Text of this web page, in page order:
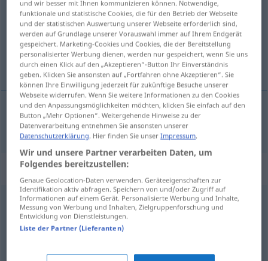
Übersicht aller Übersetzungen
(Für mehr Details die Übersetzung anklicken/antippen)
show
showm Show
Synonyme für "Show"
Schauspielerei,Angeberei,Verstellung,Theater (fig.)
und wir besser mit Ihnen kommunizieren können. Notwendige,
funktionale und statistische Cookies, die für den Betrieb der Webseite
und der statistischen Auswertung unserer Webseite erforderlich sind,
werden auf Grundlage unserer Vorauswahl immer auf Ihrem Endgerät
gespeichert. Marketing-Cookies und Cookies, die der Bereitstellung
personalisierter Werbung dienen, werden nur gespeichert, wenn Sie uns
durch einen Klick auf den „Akzeptieren“-Button Ihr Einverständnis
geben. Klicken Sie ansonsten auf „Fortfahren ohne Akzeptieren“. Sie
können Ihre Einwilligung jederzeit für zukünftige Besuche unserer
Webseite widerrufen. Wenn Sie weitere Informationen zu den Cookies
und den Anpassungsmöglichkeiten möchten, klicken Sie einfach auf den
Button „Mehr Optionen“. Weitergehende Hinweise zu der
Datenverarbeitung entnehmen Sie ansonsten unserer
Datenschutzerklärung. Hier finden Sie unserImpressum.
Wir und unsere Partner verarbeiten Daten, um
Folgendes bereitzustellen:
Genaue Geolocation-Daten verwenden. Geräteeigenschaften zur
Identifikation aktiv abfragen. Speichern von und/oder Zugriff auf
Informationen auf einem Gerät. Personalisierte Werbung und Inhalte,
Messung von Werbung und Inhalten, Zielgruppenforschung und
Entwicklung von Dienstleistungen.
Liste der Partner (Lieferanten)